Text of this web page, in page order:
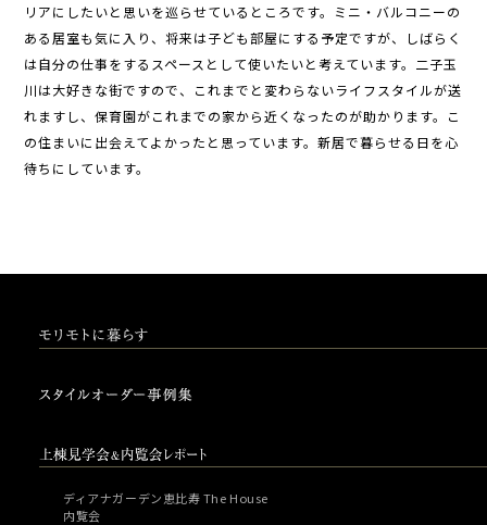
リアにしたいと思いを巡らせているところです。ミニ・バルコニーの
ある居室も気に入り、将来は子ども部屋にする予定ですが、しばらく
は自分の仕事をするスペースとして使いたいと考えています。二子玉
川は大好きな街ですので、これまでと変わらないライフスタイルが送
れますし、保育園がこれまでの家から近くなったのが助かります。こ
の住まいに出会えてよかったと思っています。新居で暮らせる日を心
待ちにしています。
ディアナガーデン恵比寿 The House
内覧会